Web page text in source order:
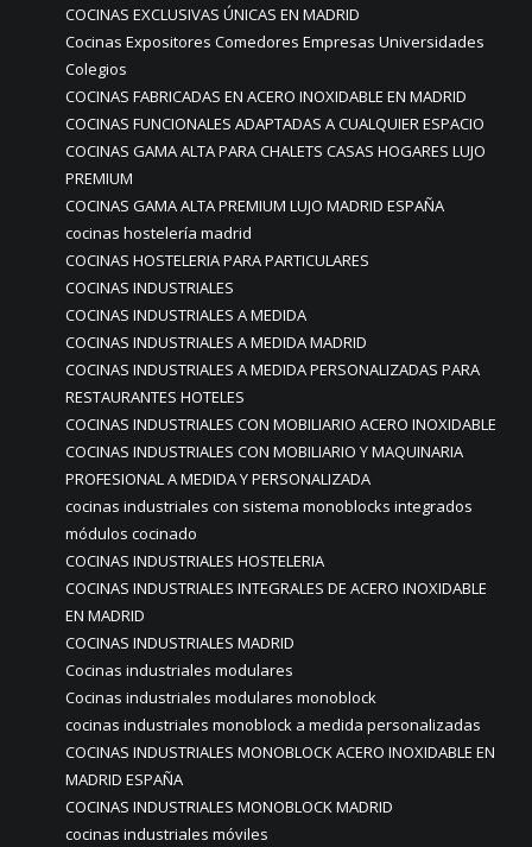
COCINAS EXCLUSIVAS ÚNICAS EN MADRID
Cocinas Expositores Comedores Empresas Universidades
Colegios
COCINAS FABRICADAS EN ACERO INOXIDABLE EN MADRID
COCINAS FUNCIONALES ADAPTADAS A CUALQUIER ESPACIO
COCINAS GAMA ALTA PARA CHALETS CASAS HOGARES LUJO
PREMIUM
COCINAS GAMA ALTA PREMIUM LUJO MADRID ESPAÑA
cocinas hostelería madrid
COCINAS HOSTELERIA PARA PARTICULARES
COCINAS INDUSTRIALES
COCINAS INDUSTRIALES A MEDIDA
COCINAS INDUSTRIALES A MEDIDA MADRID
COCINAS INDUSTRIALES A MEDIDA PERSONALIZADAS PARA
RESTAURANTES HOTELES
COCINAS INDUSTRIALES CON MOBILIARIO ACERO INOXIDABLE
COCINAS INDUSTRIALES CON MOBILIARIO Y MAQUINARIA
PROFESIONAL A MEDIDA Y PERSONALIZADA
cocinas industriales con sistema monoblocks integrados
módulos cocinado
COCINAS INDUSTRIALES HOSTELERIA
COCINAS INDUSTRIALES INTEGRALES DE ACERO INOXIDABLE
EN MADRID
COCINAS INDUSTRIALES MADRID
Cocinas industriales modulares
Cocinas industriales modulares monoblock
cocinas industriales monoblock a medida personalizadas
COCINAS INDUSTRIALES MONOBLOCK ACERO INOXIDABLE EN
MADRID ESPAÑA
COCINAS INDUSTRIALES MONOBLOCK MADRID
cocinas industriales móviles